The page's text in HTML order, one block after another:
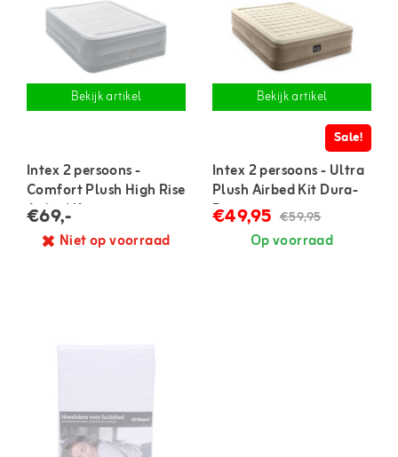
Bekijk artikel
Intex 2 persoons -
Comfort Plush High Rise
Airbed Kit
€69,-
Niet op voorraad
Bekijk artikel
Sale!
Intex 2 persoons - Ultra
Plush Airbed Kit Dura-
Beam
€49,95 €59,95
Op voorraad